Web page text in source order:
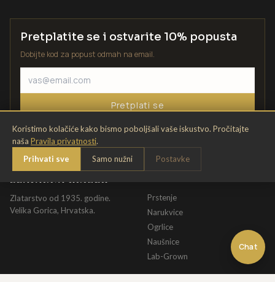
Chat
Koristimo kolačiće kako bismo poboljšali vaše iskustvo. Pročitajte
naša Pravila privatnosti.
Prihvati sve
Samo nužni Postavke
Pretplatite se i ostvarite 10% popusta
Dobijte kod za popust odmah na email.
Pretplati se
Zlatarstvo od 1935. godine.
Velika Gorica, Hrvatska.
Prstenje
Narukvice
Ogrlice
Naušnice
Lab-Grown